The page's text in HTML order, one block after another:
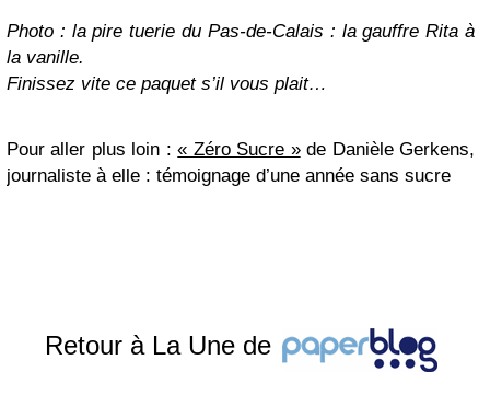
Photo : la pire tuerie du Pas-de-Calais : la gauffre Rita à
la vanille.
Finissez vite ce paquet s’il vous plait…
Pour aller plus loin :« Zéro Sucre »de Danièle Gerkens,
journaliste à elle : témoignage d’une année sans sucre
Retour à La Une de